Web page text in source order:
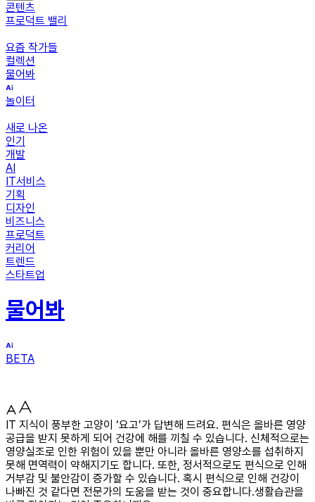
콘텐츠
프로덕트 밸리
요즘 작가들
컬렉션
물어봐
놀이터
새로 나온
인기
개발
AI
IT서비스
기획
디자인
비즈니스
프로덕트
커리어
트렌드
스타트업
물어봐
BETA
IT 지식이 풍부한 고양이 ‘요고’가 답변해 드려요. 편식은 올바른 영양
공급을 받지 못하게 되어 건강에 해를 끼칠 수 있습니다. 신체적으로는
영양실조로 인한 위험이 있을 뿐만 아니라 올바른 영양소를 섭취하지
못해 면역력이 약해지기도 합니다. 또한, 정서적으로도 편식으로 인해
거부감 및 불안감이 증가할 수 있습니다. 혹시 편식으로 인해 건강이
나빠진 것 같다면 전문가의 도움을 받는 것이 중요합니다.생활습관을